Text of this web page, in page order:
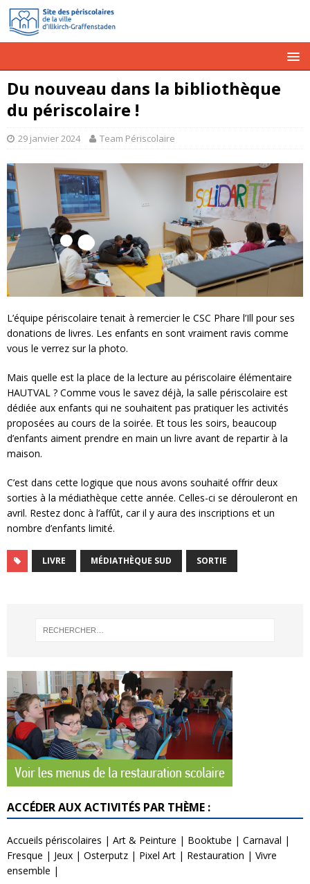
Du nouveau dans la bibliothèque
du périscolaire !
29 janvier 2024 Team Périscolaire
L’équipe périscolaire tenait à remercier le CSC Phare l’Ill pour ses
donations de livres. Les enfants en sont vraiment ravis comme
vous le verrez sur la photo.
Mais quelle est la place de la lecture au périscolaire élémentaire
HAUTVAL ? Comme vous le savez déjà, la salle périscolaire est
dédiée aux enfants qui ne souhaitent pas pratiquer les activités
proposées au cours de la soirée. Et tous les soirs, beaucoup
d’enfants aiment prendre en main un livre avant de repartir à la
maison.
C’est dans cette logique que nous avons souhaité offrir deux
sorties à la médiathèque cette année. Celles-ci se dérouleront en
avril. Restez donc à l’affût, car il y aura des inscriptions et un
nombre d’enfants limité.
LIVRE MÉDIATHÈQUE SUD SORTIE
ACCÉDER AUX ACTIVITÉS PAR THÈME :
Accueils périscolaires | Art & Peinture | Booktube | Carnaval |
Fresque | Jeux | Osterputz | Pixel Art | Restauration | Vivre
ensemble |